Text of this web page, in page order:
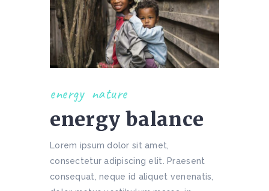
energy nature
energy balance
Lorem ipsum dolor sit amet,
consectetur adipiscing elit. Praesent
consequat, neque id aliquet venenatis,